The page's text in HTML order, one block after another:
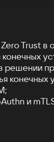
Trust в
решении
конечных
и